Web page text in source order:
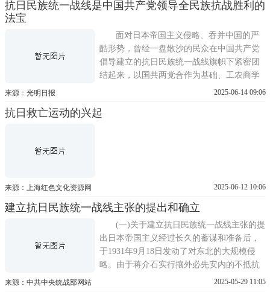
进行了长期不懈、艰苦复杂的斗争。正义的
决为国共合作带来
抗日民族统一战线是中国共产党领导全民族抗战胜利的
法宝
面对日本帝国主义侵略、吞并中国的严
酷形势，曾经一盘散沙的民众在中国共产党
倡导建立的抗日民族统一战线旗帜下紧密团
结起来，以国共两党合作为基础、工农商学
兵各界、各族人民、各民主党派、各抗日团
胞团结起来，组成全民族反对日本侵略者和
来源：光明日报 2025-06-14 09:06
抗日救亡运动的兴起
来源：上海红色文化资源网 2025-06-12 10:06
建立抗日民族统一战线主张的提出和确立
(一)关于建立抗日民族统一战线主张的提
出日本帝国主义经过长久的蓄谋和准备后，
于1931年9月18日发动了对东北的大规模侵
略。由于蒋介石实行攘外必先安内的不抵抗
政策，不到半年，东北三省全部沦于日军敌
来源：中共中央统战部网站 2025-05-29 11:05